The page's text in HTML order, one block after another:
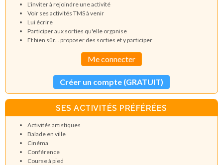
L'inviter à rejoindre une activité
Voir ses activités TMS à venir
Lui écrire
Participer aux sorties qu'elle organise
Et bien sûr... proposer des sorties et y participer
Me connecter
Créer un compte (GRATUIT)
SES ACTIVITÉS PRÉFÉRÉES
Activités artistiques
Balade en ville
Cinéma
Conférence
Course à pied